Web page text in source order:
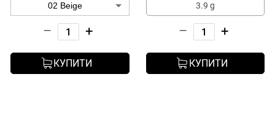
– +
КУПИТИ
3.9 g
– +
КУПИТИ